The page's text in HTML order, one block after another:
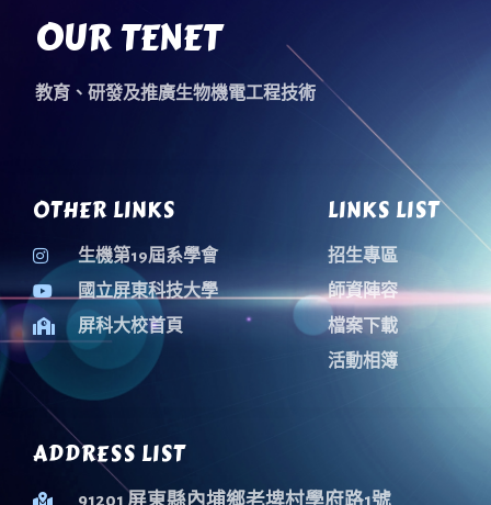
ADDRESS LIST
91201 屏東縣內埔鄉老埤村學府路1號
LINKS LIST
招生專區
師資陣容
檔案下載
活動相簿
OTHER LINKS
生機第19屆系學會
國立屏東科技大學
屏科大校首頁
OUR TENET
教育、研發及推廣生物機電工程技術